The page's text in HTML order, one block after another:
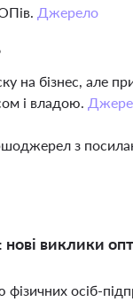
Джерело
на бізнес, але
і владою.
з
виклики
фізичних осіб-